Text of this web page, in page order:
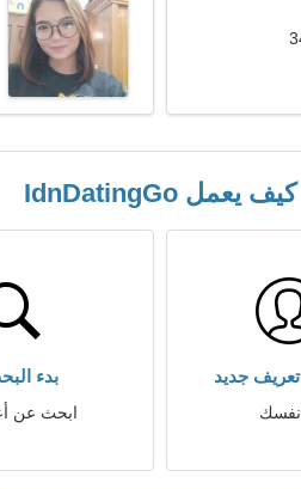
كيف يعمل IdnDatingGo
جديد بدء
ابحث عن